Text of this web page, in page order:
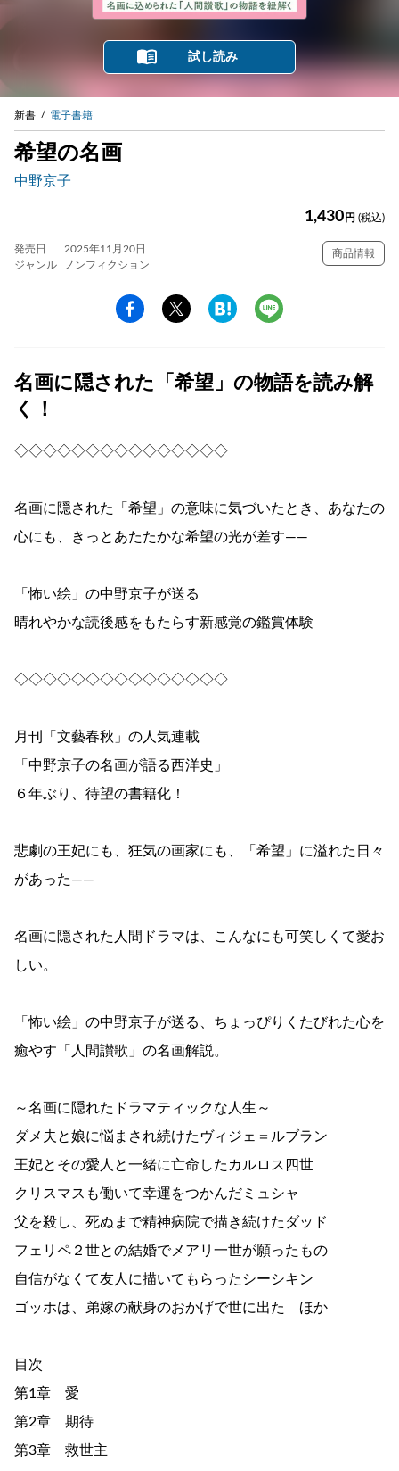
試し読み
新書 電子書籍
希望の名画
中野京子
1,430 円 (税込)
発売日
2025年11月20日
ジャンル
ノンフィクション
商品情報
名画に隠された「希望」の物語を読み解
く！
◇◇◇◇◇◇◇◇◇◇◇◇◇◇◇
名画に隠された「希望」の意味に気づいたとき、あなたの
心にも、きっとあたたかな希望の光が差す――
「怖い絵」の中野京子が送る
晴れやかな読後感をもたらす新感覚の鑑賞体験
◇◇◇◇◇◇◇◇◇◇◇◇◇◇◇
月刊「文藝春秋」の人気連載
「中野京子の名画が語る西洋史」
６年ぶり、待望の書籍化！
悲劇の王妃にも、狂気の画家にも、「希望」に溢れた日々
があった――
名画に隠された人間ドラマは、こんなにも可笑しくて愛お
しい。
「怖い絵」の中野京子が送る、ちょっぴりくたびれた心を
癒やす「人間讃歌」の名画解説。
～名画に隠れたドラマティックな人生～
ダメ夫と娘に悩まされ続けたヴィジェ＝ルブラン
王妃とその愛人と一緒に亡命したカルロス四世
クリスマスも働いて幸運をつかんだミュシャ
父を殺し、死ぬまで精神病院で描き続けたダッド
フェリペ２世との結婚でメアリ一世が願ったもの
自信がなくて友人に描いてもらったシーシキン
ゴッホは、弟嫁の献身のおかげで世に出た ほか
目次
第1章 愛
第2章 期待
第3章 救世主